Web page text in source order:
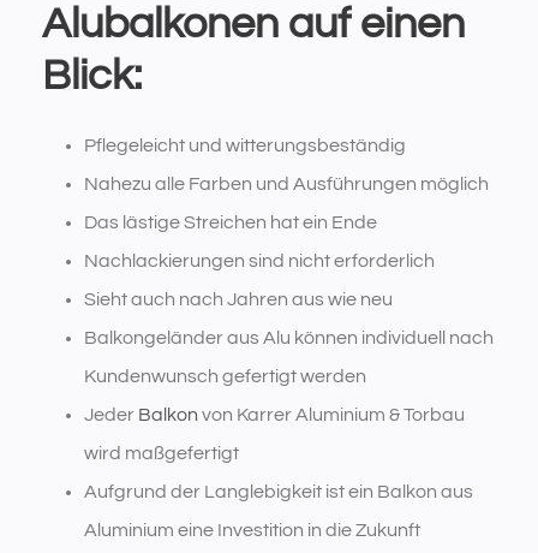
Alubalkonen auf einen
Blick:
Pflegeleicht und witterungsbeständig
Nahezu alle Farben und Ausführungen möglich
Das lästige Streichen hat ein Ende
Nachlackierungen sind nicht erforderlich
Sieht auch nach Jahren aus wie neu
Balkongeländer aus Alu können individuell nach
Kundenwunsch gefertigt werden
Jeder Balkon von Karrer Aluminium & Torbau
wird maßgefertigt
Aufgrund der Langlebigkeit ist ein Balkon aus
Aluminium eine Investition in die Zukunft